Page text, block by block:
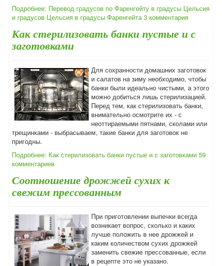
Подробнее: Перевод градусов по Фаренгейту в градусы Цельсия
и градусов Цельсия в градусы Фаренгейта 3 комментария
Как стерилизовать банки пустые и с
заготовками
Для сохранности домашних заготовок
и салатов на зиму необходимо, чтобы
банки были идеально чистыми, а этого
можно добиться лишь стерилизацией.
Перед тем, как стерилизовать банки,
внимательно осмотрите их - с
неоттираемыми пятнами, сколами или
трещинками - выбрасываем, такие банки для заготовок не
пригодны.
Подробнее: Как стерилизовать банки пустые и с заготовками 59
комментариев
Соотношение дрожжей сухих к
свежим прессованным
При приготовлении выпечки всегда
возникает вопрос, сколько и каких
лучше положить в нее дрожжей и
каким количеством сухих дрожжей
заменить свежие прессованные, если
в рецепте это не указано.